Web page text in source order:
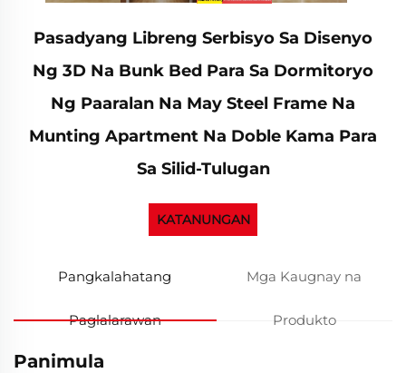
Pasadyang Libreng Serbisyo Sa Disenyo
Ng 3D Na Bunk Bed Para Sa Dormitoryo
Ng Paaralan Na May Steel Frame Na
Munting Apartment Na Doble Kama Para
Sa Silid-Tulugan
KATANUNGAN
Pangkalahatang
Paglalarawan
Mga Kaugnay na
Produkto
Panimula